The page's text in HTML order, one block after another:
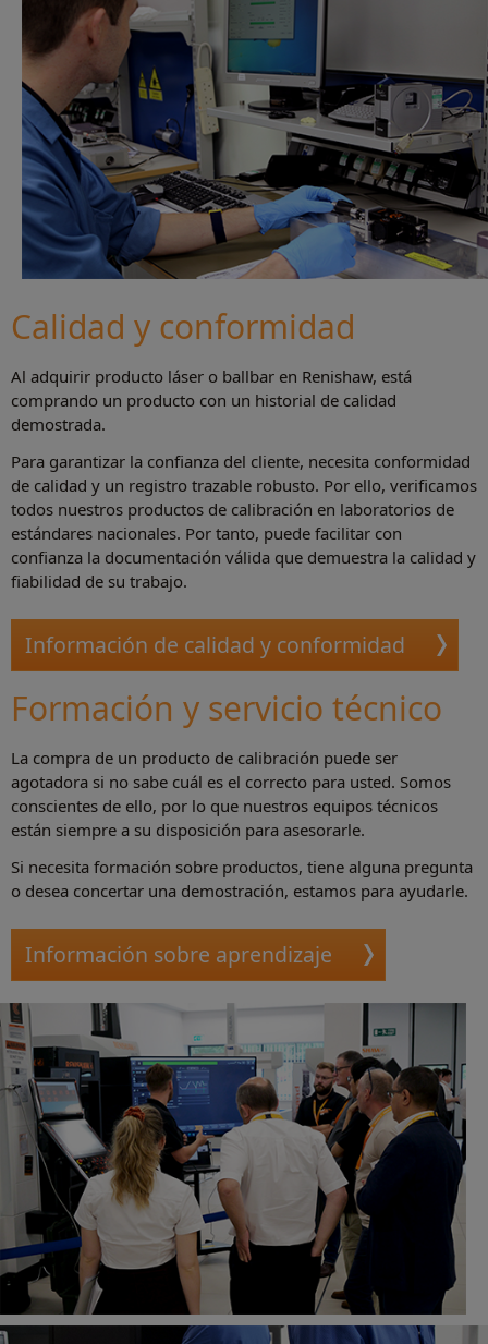
Calidad y conformidad
Al adquirir producto láser o ballbar en Renishaw, está
comprando un producto con un historial de calidad
demostrada.
Para garantizar la confianza del cliente, necesita conformidad
de calidad y un registro trazable robusto. Por ello, verificamos
todos nuestros productos de calibración en laboratorios de
estándares nacionales. Por tanto, puede facilitar con
confianza la documentación válida que demuestra la calidad y
fiabilidad de su trabajo.
Información de calidad y conformidad
Formación y servicio técnico
La compra de un producto de calibración puede ser
agotadora si no sabe cuál es el correcto para usted. Somos
conscientes de ello, por lo que nuestros equipos técnicos
están siempre a su disposición para asesorarle.
Si necesita formación sobre productos, tiene alguna pregunta
o desea concertar una demostración, estamos para ayudarle.
Información sobre aprendizaje